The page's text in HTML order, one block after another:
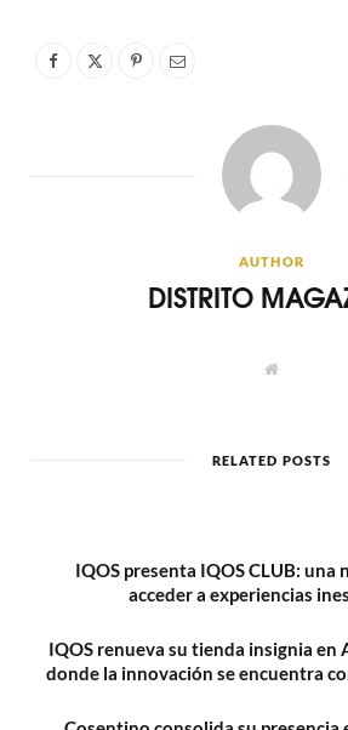
AUTHOR
DISTRITO
W
e
RELATED POSTS
IQOS presenta IQOS CLUB: una
acceder a experiencias
IQOS renueva su tienda insignia en
donde la innovación se encuentra